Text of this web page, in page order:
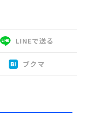
LINEで送る
ブクマ